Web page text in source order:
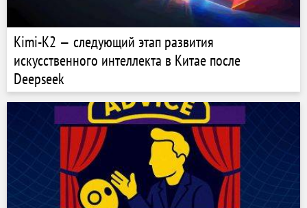
Kimi-K2 — следующий этап развития
искусственного интеллекта в Китае после
Deepseek